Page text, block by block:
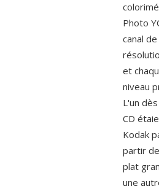
Photo
canal
et
niveau
L'un
CD
Kodak
partir
plat
une